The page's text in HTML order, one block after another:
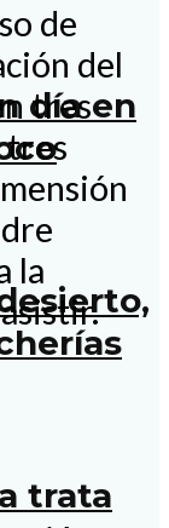
día en
trata
de
del
tres
tres
la